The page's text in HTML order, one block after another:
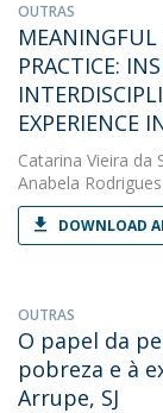
OUTRAS
MEANINGFUL
PRACTICE:
EXPERIENCE
Catarina Vieira da
Anabela
DOWNLOAD
OUTRAS
O papel da
pobreza e à
Arrupe, SJ